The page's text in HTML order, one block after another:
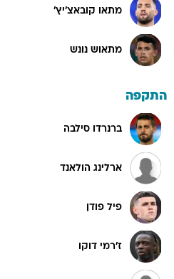
מתאו קובאצ'יץ'
מתאוש נונש
התקפה
ברנרדו סילבה
ארלינג הולאנד
פיל פודן
ז'רמי דוקו